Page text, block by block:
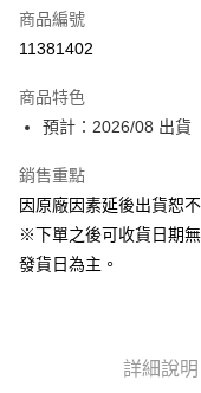
超商取貨付款
大哥付你分期
【大哥付你分期使用說明】
1.本服務由台灣大哥大提供
流程，驗證手機門號後，
成交易。
【繳款方式說明】
ATM付款
運送方式
預購-付款後全家取貨(舊)
商品編號
11381402
商品特色
預計：2026/08 出貨
銷售重點
因原廠因素延後出貨恕
※下單之後可收貨日期
發貨日為主。
詳細說明